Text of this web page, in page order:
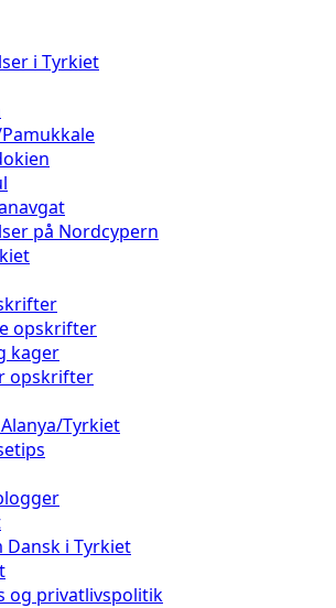
i Tyrkiet
på Nordcypern
opskrifter
kager
opskrifter
Tyrkiet
Dansk i Tyrkiet
og privatlivspolitik